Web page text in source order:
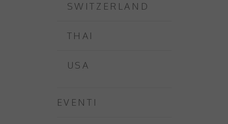
SWITZERLAND
THAI
USA
EVENTI